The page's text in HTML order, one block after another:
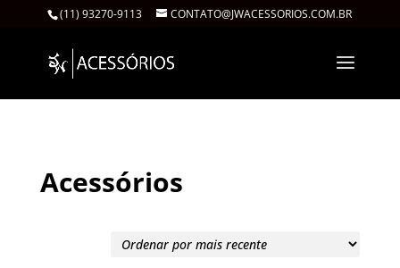
(11) 93270-9113 CONTATO@JWACESSORIOS.COM.BR
Acessórios